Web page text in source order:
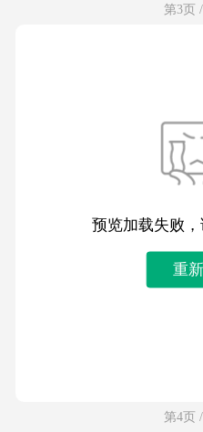
第3页
预览加载失败
重
第4页